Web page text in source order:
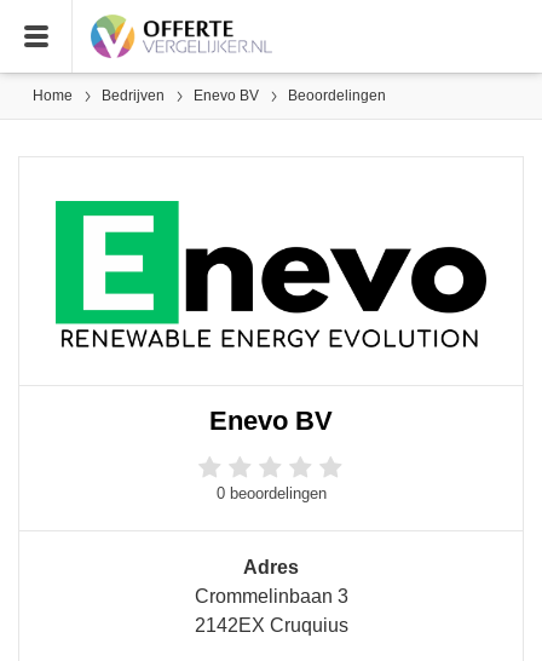
Home Bedrijven Enevo BV Beoordelingen
Enevo BV
0 beoordelingen
Adres
Crommelinbaan 3
2142EX Cruquius